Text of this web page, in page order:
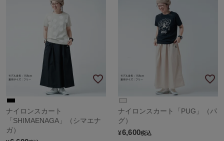
ナイロンスカート
「SHIMAENAGA」（シマエナ
ガ）
ナイロンスカート「PUG」（パ
グ）
¥6,600税込